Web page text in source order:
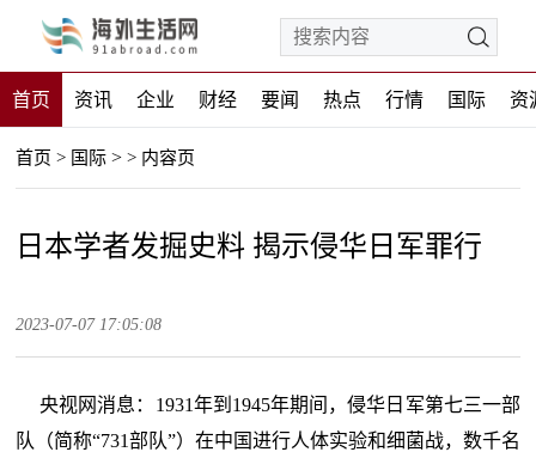
首页 资讯 企业 财经 要闻 热点 行情 国际 资
首页 > 国际 > > 内容页
日本学者发掘史料 揭示侵华日军罪行
2023-07-07 17:05:08
央视网消息：1931年到1945年期间，侵华日军第七三一部
队（简称“731部队”）在中国进行人体实验和细菌战，数千名